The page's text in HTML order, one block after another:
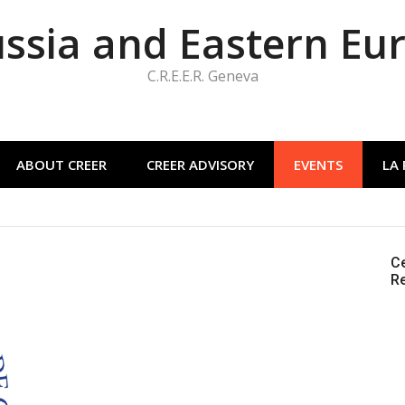
and Eastern
C.R.E.E.R. Geneva
ABOUT CREER CREER ADVISORY EVENTS LA